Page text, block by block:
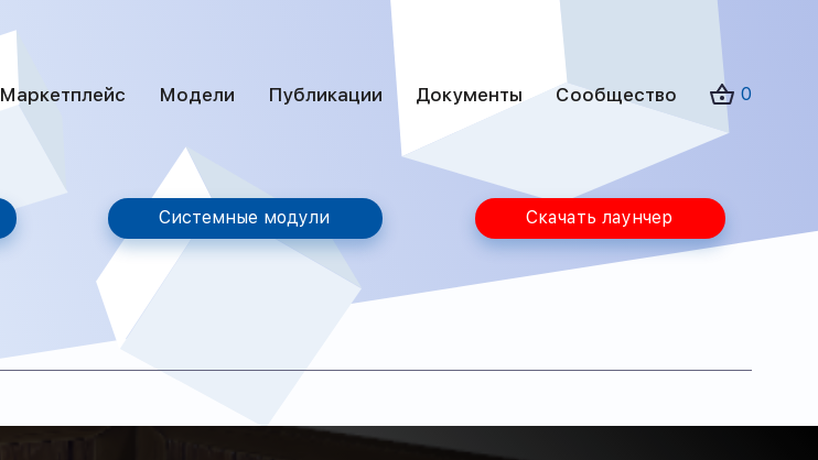
Маркетплейс Модели Публикации Документы Сообщество 0
Системные модули Скачать лаунчер